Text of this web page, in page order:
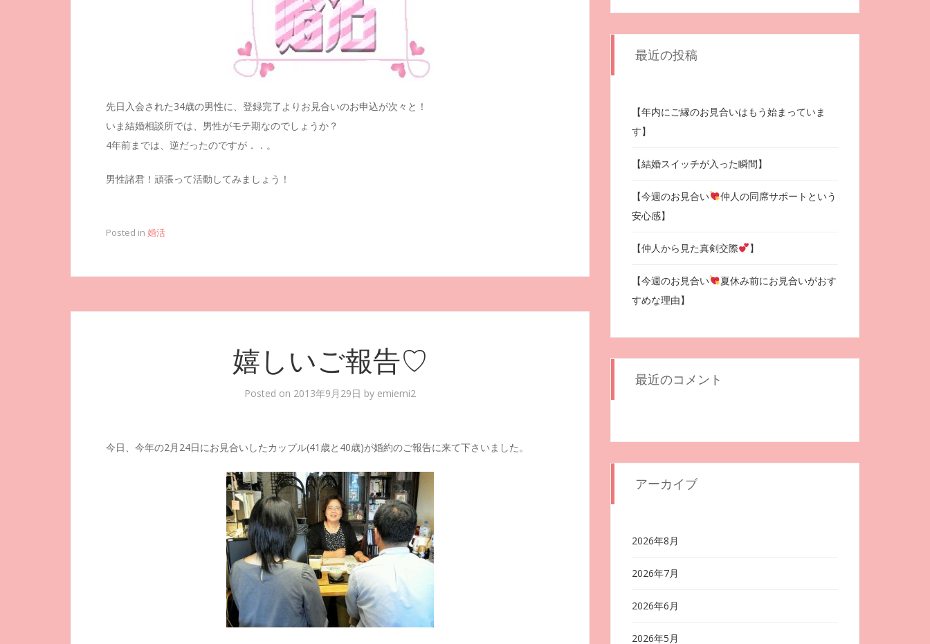
先日入会された34歳の男性に、登録完了よりお見合いのお申込が次々と！
いま結婚相談所では、男性がモテ期なのでしょうか？
4年前までは、逆だったのですが．．。
男性諸君！頑張って活動してみましょう！
Posted in 婚活
嬉しいご報告♡
Posted on 2013年9月29日 by emiemi2
今日、今年の2月24日にお見合いしたカップル(41歳と40歳)が婚約のご報告に来て下さいました。
最近の投稿
【年内にご縁のお見合いはもう始まっていま
す】
【結婚スイッチが入った瞬間】
【今週のお見合い
仲人の同席サポートという
安心感】
【仲人から見た真剣交際 】
【今週のお見合い
夏休み前にお見合いがおす
すめな理由】
最近のコメント
アーカイブ
2026年8月
2026年7月
2026年6月
2026年5月